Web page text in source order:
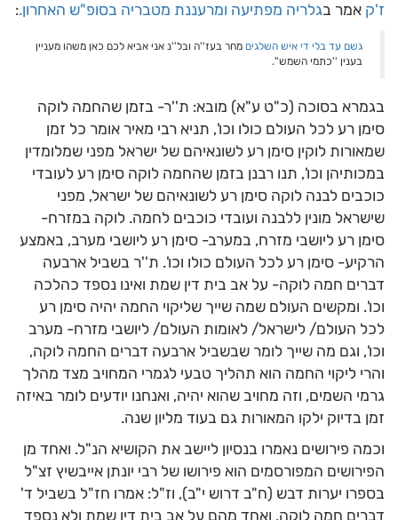
ז'ק אמר בגלריה מפתיעה ומרעננת מטבריה בסופ"ש האחרון.:
גשם עד בלי די איש השלגים מחר בעז''ה ובל''נ אני אביא לכם כאן משהו מעניין
בענין ''כתמי השמש''.
בגמרא בסוכה (כ"ט ע"א) מובא: ת''ר- בזמן שהחמה לוקה
סימן רע לכל העולם כולו וכו', תניא רבי מאיר אומר כל זמן
שמאורות לוקין סימן רע לשונאיהם של ישראל מפני שמלומדין
במכותיהן וכו', תנו רבנן בזמן שהחמה לוקה סימן רע לעובדי
כוכבים לבנה לוקה סימן רע לשונאיהם של ישראל, מפני
שישראל מונין ללבנה ועובדי כוכבים לחמה. לוקה במזרח-
סימן רע ליושבי מזרח, במערב- סימן רע ליושבי מערב, באמצע
הרקיע- סימן רע לכל העולם כולו וכו'. ת''ר בשביל ארבעה
דברים חמה לוקה- על אב בית דין שמת ואינו נספד כהלכה
וכו'. ומקשים העולם שמה שייך שליקוי החמה יהיה סימן רע
לכל העולם/ לישראל/ לאומות העולם/ ליושבי מזרח- מערב
וכו', וגם מה שייך לומר שבשביל ארבעה דברים החמה לוקה,
והרי ליקוי החמה הוא תהליך טבעי לגמרי המחויב מצד מהלך
גרמי השמים, וזה מחויב שהוא יהיה, ואנחנו יודעים לומר באיזה
זמן בדיוק ילקו המאורות גם בעוד מליון שנה.
וכמה פירושים נאמרו בנסיון ליישב את הקושיא הנ"ל. ואחד מן
הפירושים המפורסמים הוא פירושו של רבי יונתן אייבשיץ זצ"ל
בספרו יערות דבש (ח"ב דרוש י"ב), וז"ל: אמרו חז"ל בשביל ד'
דברים חמה לוקה, ואחד מהם על אב בית דין שמת ולא נספד